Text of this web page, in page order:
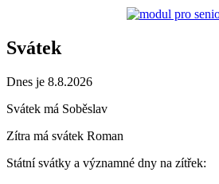
Svátek
Dnes je 8.8.2026
Svátek má Soběslav
Zítra má svátek Roman
Státní svátky a významné dny na zítřek: